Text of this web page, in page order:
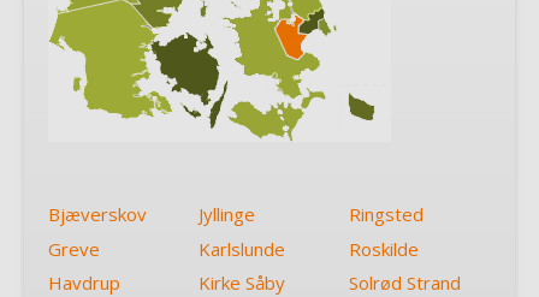
Bjæverskov Jyllinge
Ringsted
Greve
Karlslunde
Roskilde
Havdrup
Kirke Såby
Solrød Strand